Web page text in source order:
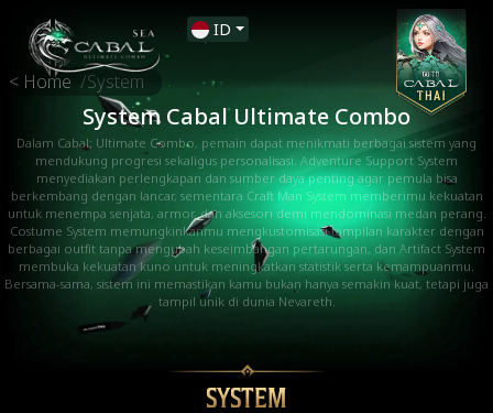
ID
< Home /System
System Cabal Ultimate Combo
Dalam Cabal: Ultimate Combo, pemain dapat menikmati berbagai sistem yang
mendukung progresi sekaligus personalisasi.Adventure Support System
menyediakan perlengkapan dan sumber daya penting agar pemula bisa
berkembang dengan lancar, sementara Craft Man System memberimu kekuatan
untuk menempa senjata, armor, dan aksesori demi mendominasi medan perang.
Costume System memungkinkanmu mengkustomisasi tampilan karakter dengan
berbagai outfit tanpa mengubah keseimbangan pertarungan, dan Artifact System
membuka kekuatan kuno untuk meningkatkan statistik serta kemampuanmu.
Bersama-sama, sistem ini memastikan kamu bukan hanya semakin kuat, tetapi juga
tampil unik di dunia Nevareth.
SYSTEM